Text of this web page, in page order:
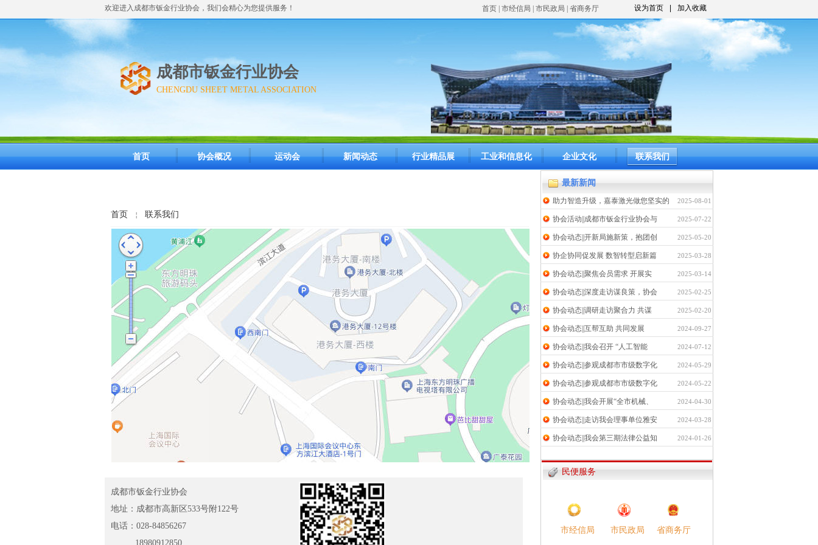
设为首页 加入收藏
欢迎进入成都市钣金行业协会，我们会精心为您提供服务！ 首页 | 市经信局 | 市民政局 | 省商务厅
CHENGDU SHEET METAL ASSOCIATION
成都市钣金行业协会
首页 协会概况 运动会 新闻动态 行业精品展 工业和信息化 企业文化 联系我们
最新新闻
助力智造升级，嘉泰激光做您坚实的 2025-08-01
协会活动||成都市钣金行业协会与 2025-07-22
协会动态||开新局施新策，抱团创 2025-05-20
协企协同促发展 数智转型启新篇 2025-03-28
协会动态||聚焦会员需求 开展实 2025-03-14
协会动态||深度走访谋良策，协会 2025-02-25
协会动态||调研走访聚合力 共谋 2025-02-20
协会动态||互帮互助 共同发展 2024-09-27
协会动态||我会召开 “人工智能 2024-07-12
协会动态||参观成都市市级数字化 2024-05-29
协会动态||参观成都市市级数字化 2024-05-22
协会动态||我会开展“全市机械、 2024-04-30
协会动态||走访我会理事单位雅安 2024-03-28
协会动态||我会第三期法律公益知 2024-01-26
首页 ￤ 联系我们
民便服务
成都市钣金行业协会
地址：成都市高新区533号附122号
电话：028-84856267
18980912850
市民政局​
市经信局​ 省商务厅